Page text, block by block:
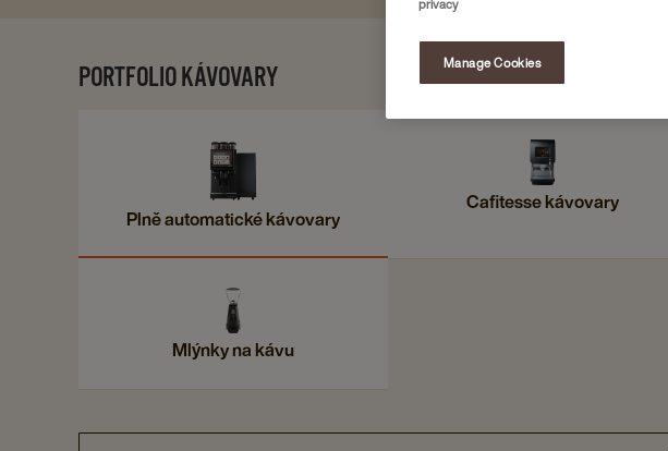
PORTFOLIO KÁVOVARY
Plně automatické kávovary
Cafitesse kávovary
Mlýnky na kávu
Manage Cookies